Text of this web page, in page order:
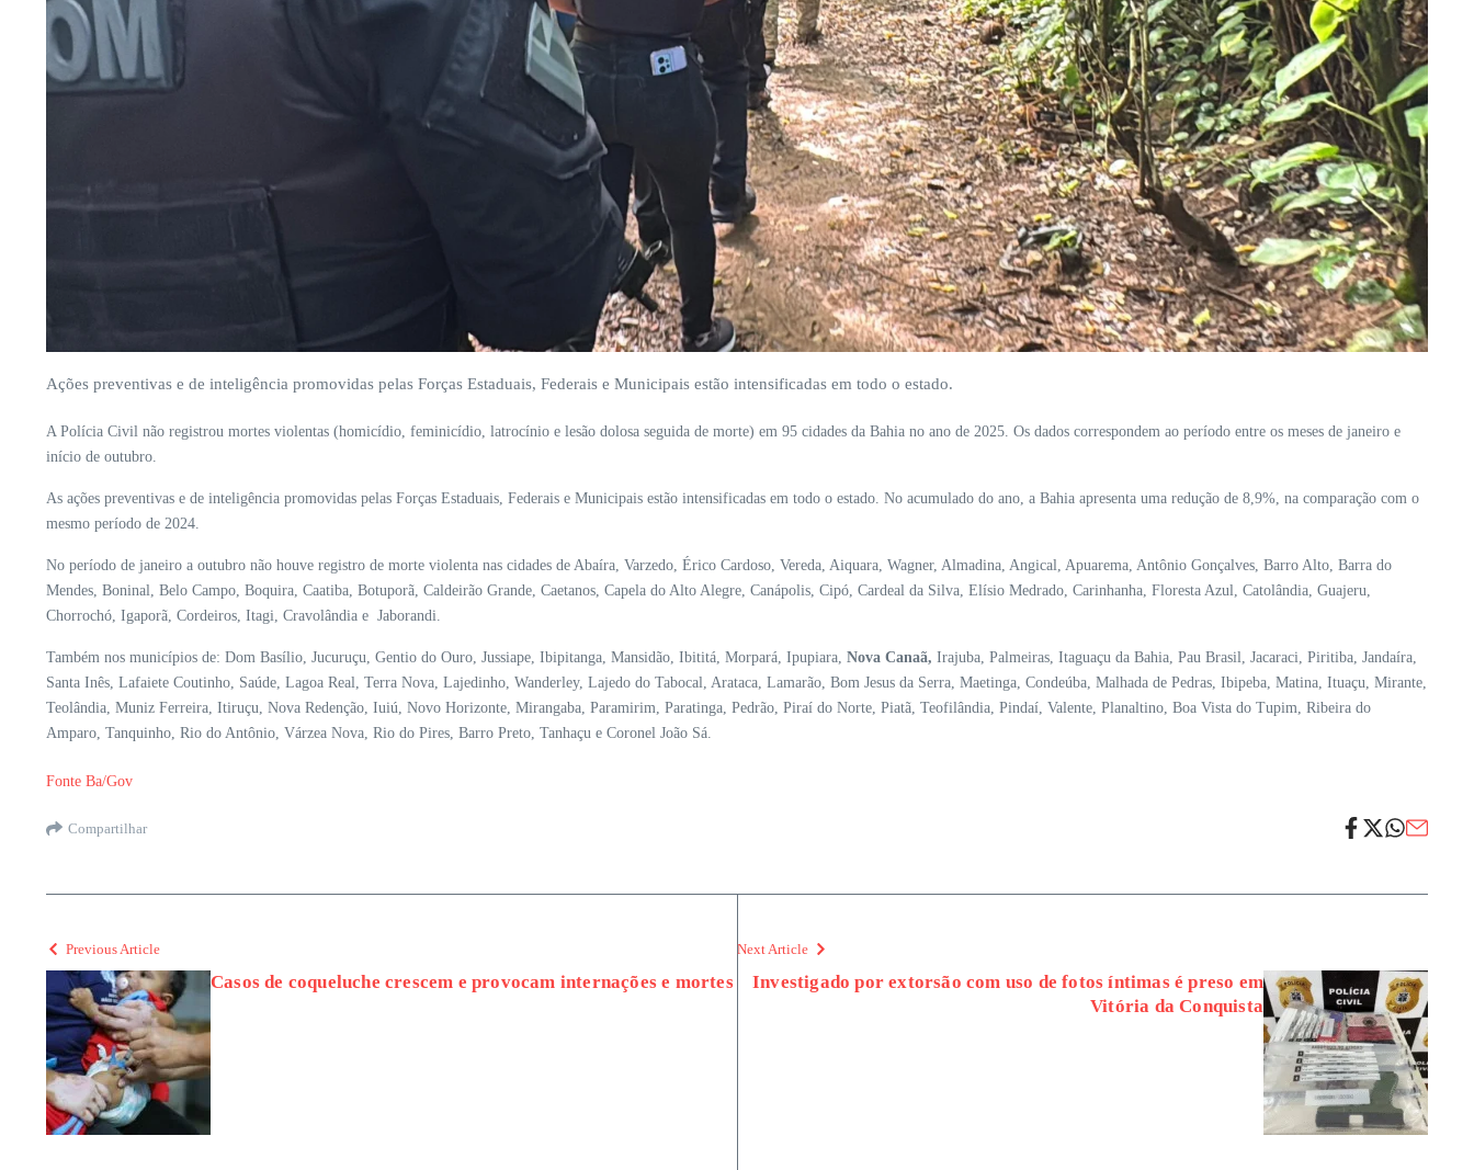
Ações preventivas e de inteligência promovidas pelas Forças Estaduais, Federais e Municipais estão intensificadas em todo o estado.
A Polícia Civil não registrou mortes violentas (homicídio, feminicídio, latrocínio e lesão dolosa seguida de morte) em 95 cidades da Bahia no ano de 2025. Os dados correspondem ao período entre os meses de janeiro e
início de outubro.
As ações preventivas e de inteligência promovidas pelas Forças Estaduais, Federais e Municipais estão intensificadas em todo o estado. No acumulado do ano, a Bahia apresenta uma redução de 8,9%, na comparação com o
mesmo período de 2024.
No período de janeiro a outubro não houve registro de morte violenta nas cidades de Abaíra, Varzedo, Érico Cardoso, Vereda, Aiquara, Wagner, Almadina, Angical, Apuarema, Antônio Gonçalves, Barro Alto, Barra do
Mendes, Boninal, Belo Campo, Boquira, Caatiba, Botuporã, Caldeirão Grande, Caetanos, Capela do Alto Alegre, Canápolis, Cipó, Cardeal da Silva, Elísio Medrado, Carinhanha, Floresta Azul, Catolândia, Guajeru,
Chorrochó, Igaporã, Cordeiros, Itagi, Cravolândia e Jaborandi.
Também nos municípios de: Dom Basílio, Jucuruçu, Gentio do Ouro, Jussiape, Ibipitanga, Mansidão, Ibititá, Morpará, Ipupiara, Nova Canaã, Irajuba, Palmeiras, Itaguaçu da Bahia, Pau Brasil, Jacaraci, Piritiba, Jandaíra,
Santa Inês, Lafaiete Coutinho, Saúde, Lagoa Real, Terra Nova, Lajedinho, Wanderley, Lajedo do Tabocal, Arataca, Lamarão, Bom Jesus da Serra, Maetinga, Condeúba, Malhada de Pedras, Ibipeba, Matina, Ituaçu, Mirante,
Teolândia, Muniz Ferreira, Itiruçu, Nova Redenção, Iuiú, Novo Horizonte, Mirangaba, Paramirim, Paratinga, Pedrão, Piraí do Norte, Piatã, Teofilândia, Pindaí, Valente, Planaltino, Boa Vista do Tupim, Ribeira do
Amparo, Tanquinho, Rio do Antônio, Várzea Nova, Rio do Pires, Barro Preto, Tanhaçu e Coronel João Sá.
Fonte Ba/Gov
Compartilhar
Previous Article
Casos de coqueluche crescem e provocam internações e mortes
Next Article
Investigado por extorsão com uso de fotos íntimas é preso em
Vitória da Conquista